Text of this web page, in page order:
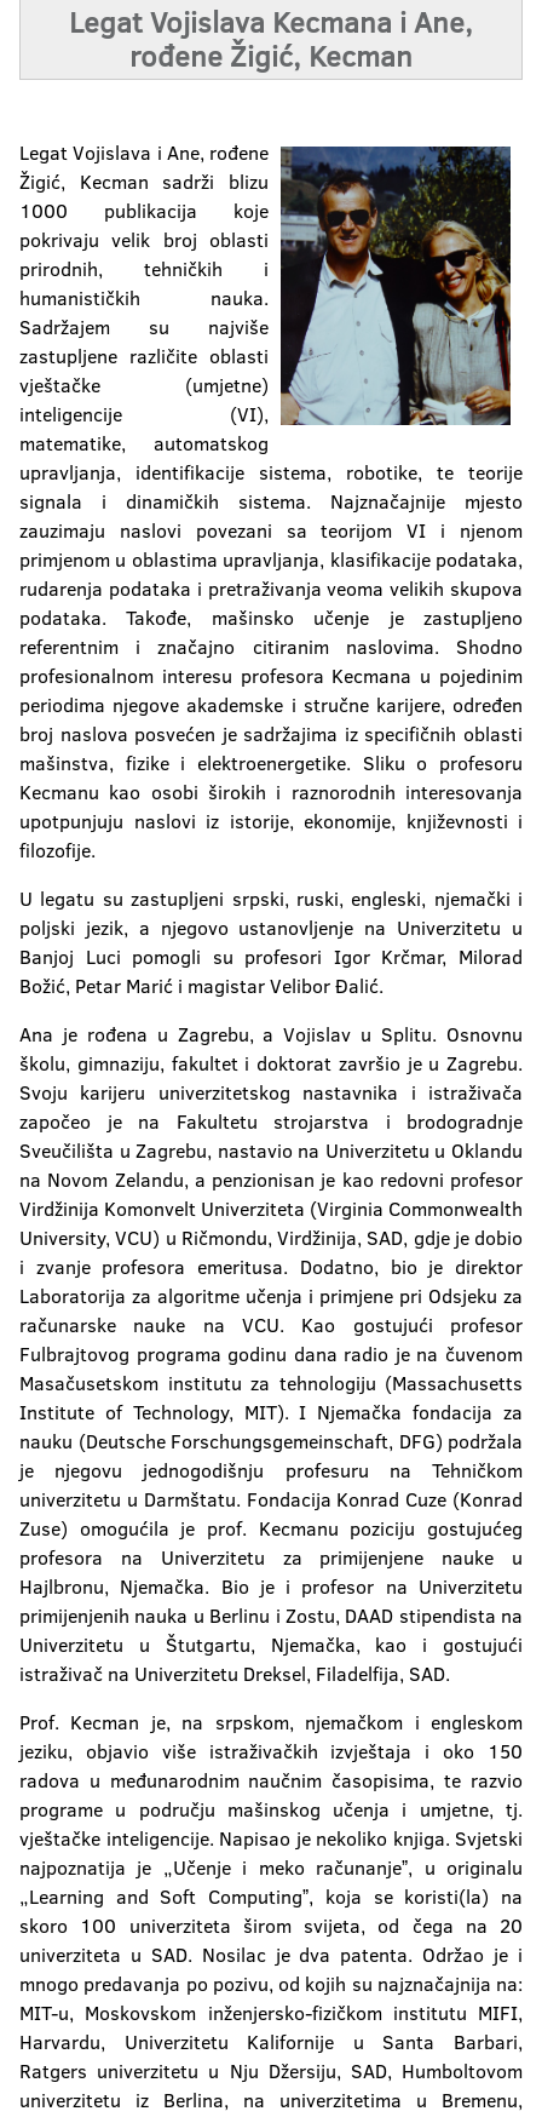
Legat Vojislava Kecmana i Ane,
rođene Žigić, Kecman
Legat Vojislava i Ane, rođene
Žigić, Kecman sadrži blizu
1000 publikacija koje
pokrivaju velik broj oblasti
prirodnih, tehničkih i
humanističkih nauka.
Sadržajem su najviše
zastupljene različite oblasti
vještačke (umjetne)
inteligencije (VI),
matematike, automatskog
upravljanja, identifikacije sistema, robotike, te teorije
signala i dinamičkih sistema. Najznačajnije mjesto
zauzimaju naslovi povezani sa teorijom VI i njenom
primjenom u oblastima upravljanja, klasifikacije podataka,
rudarenja podataka i pretraživanja veoma velikih skupova
podataka. Takođe, mašinsko učenje je zastupljeno
referentnim i značajno citiranim naslovima. Shodno
profesionalnom interesu profesora Kecmana u pojedinim
periodima njegove akademske i stručne karijere, određen
broj naslova posvećen je sadržajima iz specifičnih oblasti
mašinstva, fizike i elektroenergetike. Sliku o profesoru
Kecmanu kao osobi širokih i raznorodnih interesovanja
upotpunjuju naslovi iz istorije, ekonomije, književnosti i
filozofije.
U legatu su zastupljeni srpski, ruski, engleski, njemački i
poljski jezik, a njegovo ustanovljenje na Univerzitetu u
Banjoj Luci pomogli su profesori Igor Krčmar, Milorad
Božić, Petar Marić i magistar Velibor Đalić.
Ana je rođena u Zagrebu, a Vojislav u Splitu. Osnovnu
školu, gimnaziju, fakultet i doktorat završio je u Zagrebu.
Svoju karijeru univerzitetskog nastavnika i istraživača
započeo je na Fakultetu strojarstva i brodogradnje
Sveučilišta u Zagrebu, nastavio na Univerzitetu u Oklandu
na Novom Zelandu, a penzionisan je kao redovni profesor
Virdžinija Komonvelt Univerziteta (Virginia Commonwealth
University, VCU) u Ričmondu, Virdžinija, SAD, gdje je dobio
i zvanje profesora emeritusa. Dodatno, bio je direktor
Laboratorija za algoritme učenja i primjene pri Odsjeku za
računarske nauke na VCU. Kao gostujući profesor
Fulbrajtovog programa godinu dana radio je na čuvenom
Masačusetskom institutu za tehnologiju (Massachusetts
Institute of Technology, MIT). I Njemačka fondacija za
nauku (Deutsche Forschungsgemeinschaft, DFG) podržala
je njegovu jednogodišnju profesuru na Tehničkom
univerzitetu u Darmštatu. Fondacija Konrad Cuze (Konrad
Zuse) omogućila je prof. Kecmanu poziciju gostujućeg
profesora na Univerzitetu za primijenjene nauke u
Hajlbronu, Njemačka. Bio je i profesor na Univerzitetu
primijenjenih nauka u Berlinu i Zostu, DAAD stipendista na
Univerzitetu u Štutgartu, Njemačka, kao i gostujući
istraživač na Univerzitetu Dreksel, Filadelfija, SAD.
Prof. Kecman je, na srpskom, njemačkom i engleskom
jeziku, objavio više istraživačkih izvještaja i oko 150
radova u međunarodnim naučnim časopisima, te razvio
programe u području mašinskog učenja i umjetne, tj.
vještačke inteligencije. Napisao je nekoliko knjiga. Svjetski
najpoznatija je „Učenje i meko računanjeˮ, u originalu
„Learning and Soft Computingˮ, koja se koristi(la) na
skoro 100 univerziteta širom svijeta, od čega na 20
univerziteta u SAD. Nosilac je dva patenta. Održao je i
mnogo predavanja po pozivu, od kojih su najznačajnija na:
MIT-u, Moskovskom inženjersko-fizičkom institutu MIFI,
Harvardu, Univerzitetu Kalifornije u Santa Barbari,
Ratgers univerzitetu u Nju Džersiju, SAD, Humboltovom
univerzitetu iz Berlina, na univerzitetima u Bremenu,